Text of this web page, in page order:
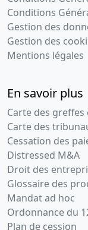
Conditions
Gestion des
Gestion des
Mentions légales
En savoir plus
Carte des
Carte des
Cessation des
Distressed M&A
Droit des
Glossaire des
Mandat ad hoc
Ordonnance du
Plan de cession